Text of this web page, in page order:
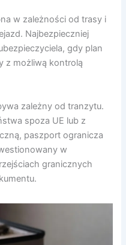
w zależności od trasy i
Najbezpieczniej
gdy plan
z możliwą kontrolą
zależny od tranzytu.
spoza UE lub z
paszport ogranicza
w
granicznych